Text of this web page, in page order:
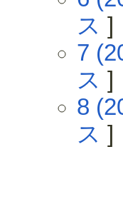
ス ]
7
ス ]
8
ス ]